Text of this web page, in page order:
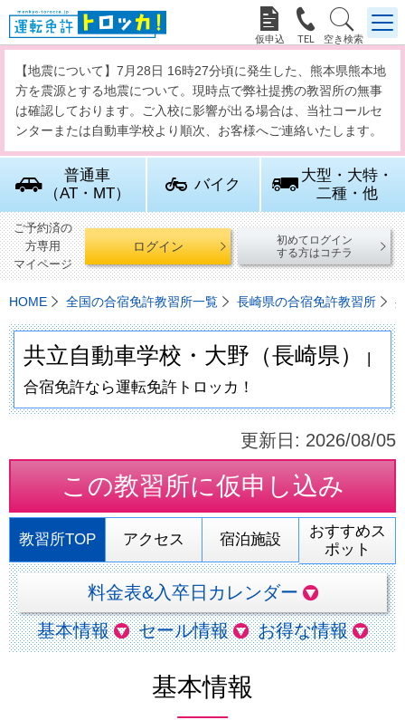
  
【地震について】7月28日 16時27分頃に発生した、熊本県熊本地
方を震源とする地震について。現時点で弊社提携の教習所の無事
は確認しております。ご入校に影響が出る場合は、当社コールセ
ンターまたは自動車学校より順次、お客様へご連絡いたします。
普通車
（AT・MT）
バイク
大型・大特・
二種・他
ご予約済の
方専用
マイページ
ログイン
初めてログイン
する方はコチラ
HOME 全国の合宿免許教習所一覧 長崎県の合宿免許教習所
共立自動車学校・大野（長崎県）
|
合宿免許なら運転免許トロッカ！
更新日: 2026/08/05
この教習所に仮申し込み
教習所TOP アクセス 宿泊施設
おすすめス
ポット
料金表&入卒日カレンダー
基本情報
セール情報 お得な情報
基本情報